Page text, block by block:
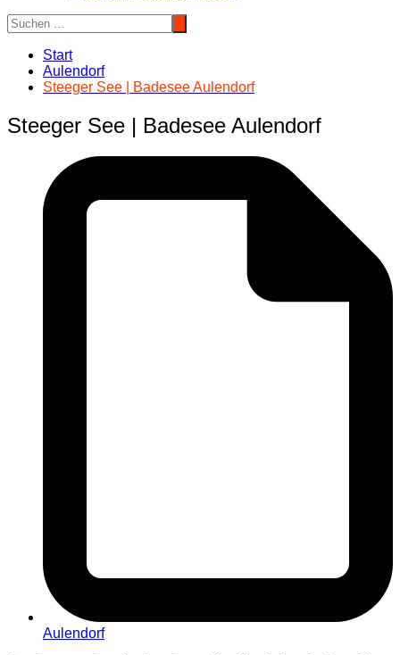
Start
Aulendorf
Steeger See | Badesee Aulendorf
Steeger See | Badesee Aulendorf
Aulendorf